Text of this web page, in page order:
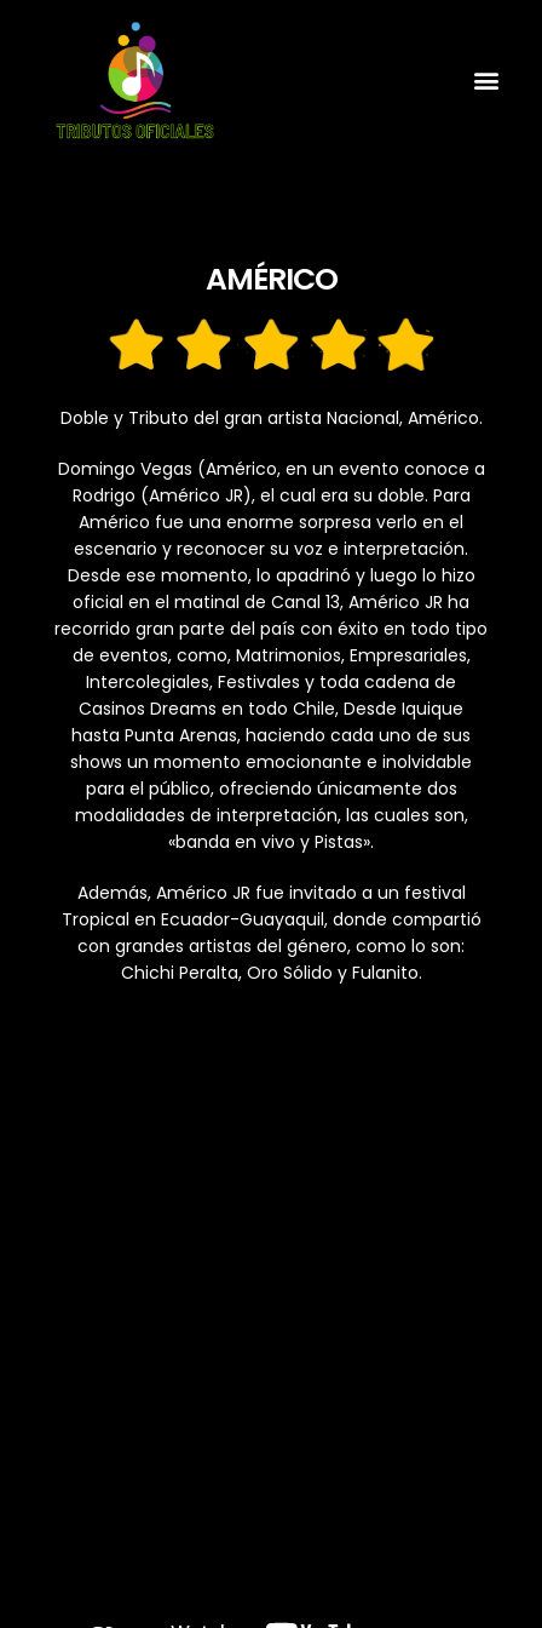
AMÉRICO
Doble y Tributo del gran artista Nacional, Américo.
Domingo Vegas (Américo, en un evento conoce a
Rodrigo (Américo JR), el cual era su doble. Para
Américo fue una enorme sorpresa verlo en el
escenario y reconocer su voz e interpretación.
Desde ese momento, lo apadrinó y luego lo hizo
oficial en el matinal de Canal 13, Américo JR ha
recorrido gran parte del país con éxito en todo tipo
de eventos, como, Matrimonios, Empresariales,
Intercolegiales, Festivales y toda cadena de
Casinos Dreams en todo Chile, Desde Iquique
hasta Punta Arenas, haciendo cada uno de sus
shows un momento emocionante e inolvidable
para el público, ofreciendo únicamente dos
modalidades de interpretación, las cuales son,
«banda en vivo y Pistas».
Además, Américo JR fue invitado a un festival
Tropical en Ecuador-Guayaquil, donde compartió
con grandes artistas del género, como lo son:
Chichi Peralta, Oro Sólido y Fulanito.